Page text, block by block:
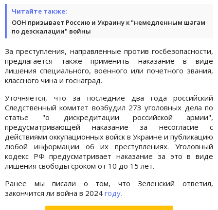
Читайте также:
ООН призывает Россию и Украину к "немедленным шагам
по деэскалации" войны
За преступления, направленные против госбезопасности,
предлагается также применить наказание в виде
лишения специального, военного или почетного звания,
классного чина и госнаград.
Уточняется, что за последние два года российский
Следственный комитет возбудил 273 уголовных дела по
статье "о дискредитации российской армии",
предусматривающей наказание за несогласие с
действиями оккупационных войск в Украине и публикацию
любой информации об их преступлениях. Уголовный
кодекс РФ предусматривает наказание за это в виде
лишения свободы сроком от 10 до 15 лет.
Ранее мы писали о том, что Зеленский ответил,
закончится ли война в 2024 году.